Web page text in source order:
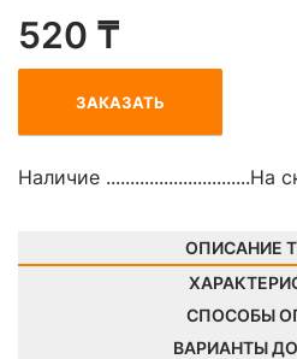
520 ₸
ЗАКАЗАТЬ
Наличие ..............................На
ОПИСАНИЕ
СПОСОБЫ
ВАРИАНТЫ